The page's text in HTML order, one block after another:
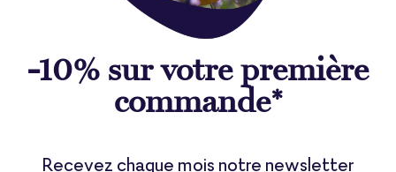
-10% sur votre première
commande*
Recevez chaque mois notre newsletter